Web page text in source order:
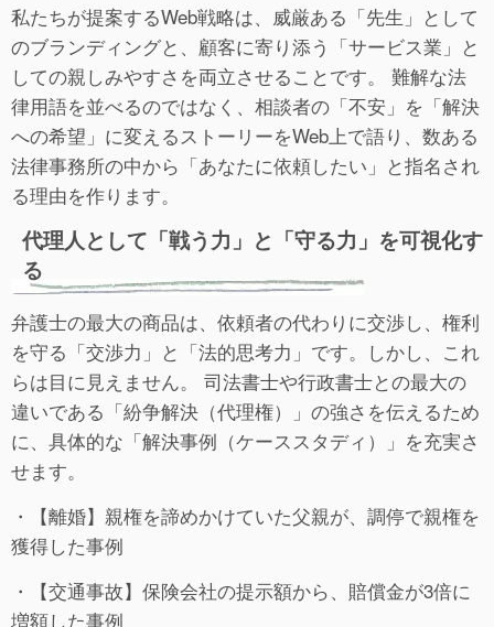
私たちが提案するWeb戦略は、威厳ある「先生」として
のブランディングと、顧客に寄り添う「サービス業」と
しての親しみやすさを両立させることです。 難解な法
律用語を並べるのではなく、相談者の「不安」を「解決
への希望」に変えるストーリーをWeb上で語り、数ある
法律事務所の中から「あなたに依頼したい」と指名され
る理由を作ります。
代理人として「戦う力」と「守る力」を可視化す
る
弁護士の最大の商品は、依頼者の代わりに交渉し、権利
を守る「交渉力」と「法的思考力」です。しかし、これ
らは目に見えません。 司法書士や行政書士との最大の
違いである「紛争解決（代理権）」の強さを伝えるため
に、具体的な「解決事例（ケーススタディ）」を充実さ
せます。
・【離婚】親権を諦めかけていた父親が、調停で親権を
獲得した事例
・【交通事故】保険会社の提示額から、賠償金が3倍に
増額した事例